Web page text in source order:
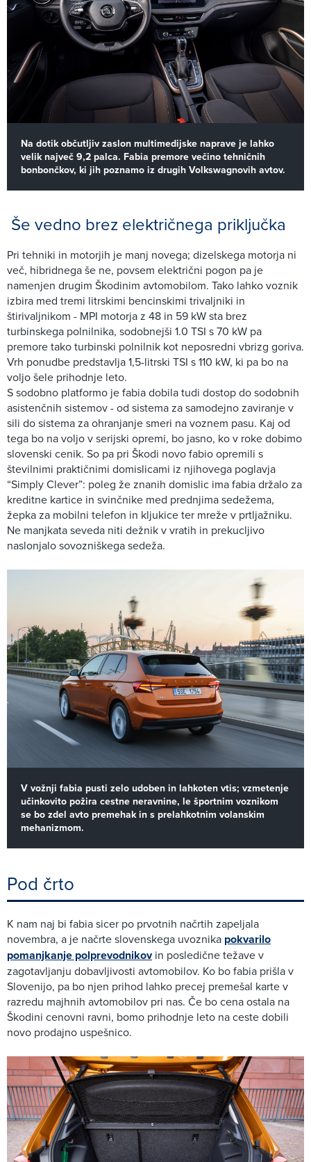
Na dotik občutljiv zaslon multimedijske naprave je lahko
velik največ 9,2 palca. Fabia premore večino tehničnih
bonbončkov, ki jih poznamo iz drugih Volkswagnovih avtov.
Še vedno brez električnega priključka
Pri tehniki in motorjih je manj novega; dizelskega motorja ni
več, hibridnega še ne, povsem električni pogon pa je
namenjen drugim Škodinim avtomobilom. Tako lahko voznik
izbira med tremi litrskimi bencinskimi trivaljniki in
štirivaljnikom - MPI motorja z 48 in 59 kW sta brez
turbinskega polnilnika, sodobnejši 1.0 TSI s 70 kW pa
premore tako turbinski polnilnik kot neposredni vbrizg goriva.
Vrh ponudbe predstavlja 1,5-litrski TSI s 110 kW, ki pa bo na
voljo šele prihodnje leto.
S sodobno platformo je fabia dobila tudi dostop do sodobnih
asistenčnih sistemov - od sistema za samodejno zaviranje v
sili do sistema za ohranjanje smeri na voznem pasu. Kaj od
tega bo na voljo v serijski opremi, bo jasno, ko v roke dobimo
slovenski cenik. So pa pri Škodi novo fabio opremili s
številnimi praktičnimi domislicami iz njihovega poglavja
“Simply Clever”: poleg že znanih domislic ima fabia držalo za
kreditne kartice in svinčnike med prednjima sedežema,
žepka za mobilni telefon in kljukice ter mreže v prtljažniku.
Ne manjkata seveda niti dežnik v vratih in prekucljivo
naslonjalo sovozniškega sedeža.
V vožnji fabia pusti zelo udoben in lahkoten vtis; vzmetenje
učinkovito požira cestne neravnine, le športnim voznikom
se bo zdel avto premehak in s prelahkotnim volanskim
mehanizmom.
Pod črto
K nam naj bi fabia sicer po prvotnih načrtih zapeljala
novembra, a je načrte slovenskega uvoznika pokvarilo
pomanjkanje polprevodnikovin posledične težave v
zagotavljanju dobavljivosti avtomobilov. Ko bo fabia prišla v
Slovenijo, pa bo njen prihod lahko precej premešal karte v
razredu majhnih avtomobilov pri nas. Če bo cena ostala na
Škodini cenovni ravni, bomo prihodnje leto na ceste dobili
novo prodajno uspešnico.